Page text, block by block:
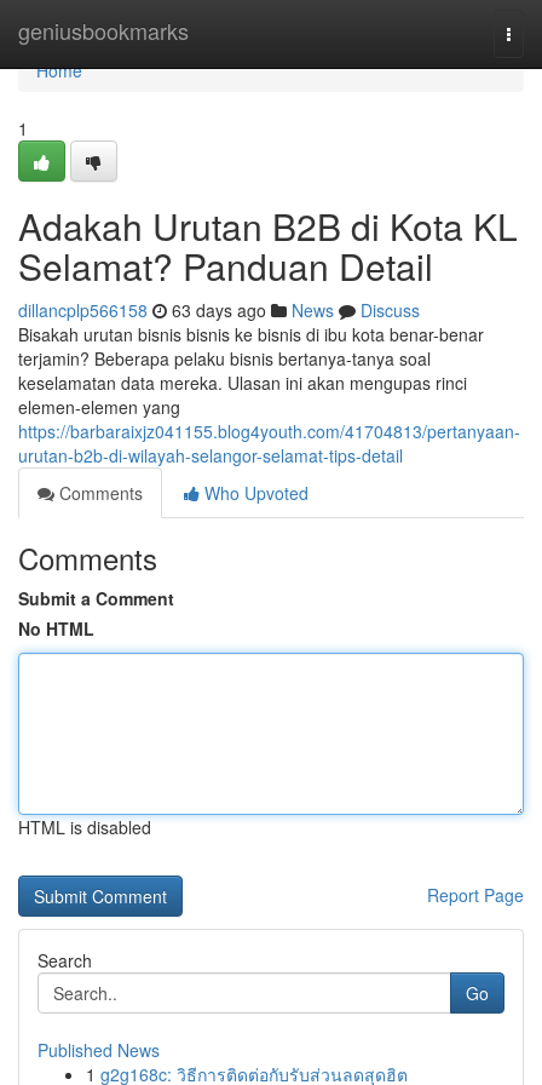
geniusbookmarks
Home
Home
1
Adakah Urutan B2B di Kota KL
Selamat? Panduan Detail
dillancplp566158 63 days ago News
Discuss
Bisakah urutan bisnis bisnis ke bisnis di ibu kota benar-benar
terjamin? Beberapa pelaku bisnis bertanya-tanya soal
keselamatan data mereka. Ulasan ini akan mengupas rinci
elemen-elemen yang
https://barbaraixjz041155.blog4youth.com/41704813/pertanyaan-
urutan-b2b-di-wilayah-selangor-selamat-tips-detail
Comments
Who Upvoted
Comments
Submit a Comment
No HTML
HTML is disabled
Report Page
Search
Go
Published News
1 g2g168c: วิธีการติดต่อกับรับส่วนลดสุดฮิต